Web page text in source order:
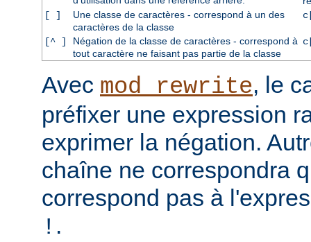
[ ]
Une classe de caractères - correspond à un des
caractères de la classe
[^ ]
Négation de la classe de caractères - correspond à
tout caractère ne faisant pas partie de la classe
Avec mod_rewrite, le
préfixer une expression
exprimer la négation.
chaîne ne correspondra
correspond pas à
! .